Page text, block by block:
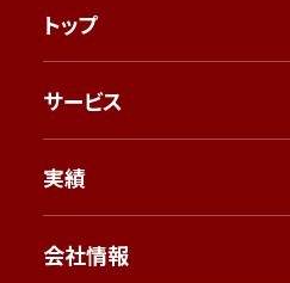
トップ
サービス
実績
会社情報